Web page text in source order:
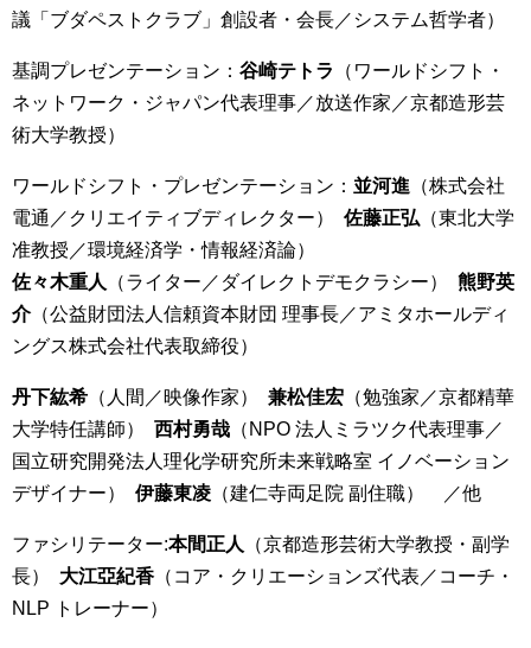
議「ブダペストクラブ」創設者・会長／システム哲学者）
基調プレゼンテーション： 谷崎テトラ
（ワールドシフト・
ネットワーク・ジャパン代表理事／放送作家／京都造形芸
術大学教授）
ワールドシフト・プレゼンテーション： 並河進 （株式会社
電通／クリエイティブディレクター） 佐藤正弘 （東北大学
准教授／環境経済学・情報経済論）
佐々木重人
（ライター／ダイレクトデモクラシー） 熊野英
介（公益財団法人信頼資本財団 理事長／アミタホールディ
ングス株式会社代表取締役）
丹下紘希 （人間／映像作家） 兼松佳宏 （勉強家／京都精華
大学特任講師） 西村勇哉 （NPO 法人ミラツク代表理事／
国立研究開発法人理化学研究所未来戦略室 イノベーション
デザイナー） 伊藤東凌 （建仁寺両足院 副住職） ／他
ファシリテーター:本間正人
（京都造形芸術大学教授・副学
長） 大江亞紀香 （コア・クリエーションズ代表／コーチ・
NLP トレーナー）